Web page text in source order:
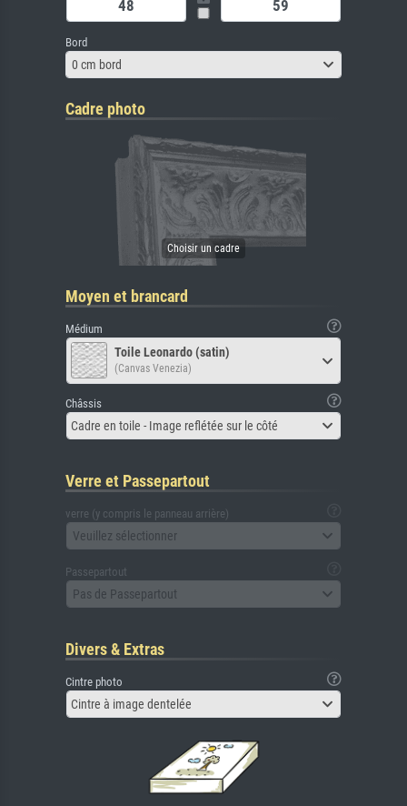
Bord
0 cm bord
Cadre photo
Moyen et brancard
Médium
Toile Leonardo (satin)
(Canvas Venezia)
Châssis
Cadre en toile - Image reflétée sur le côté
Verre et Passepartout
verre (y compris le panneau arrière)
Veuillez sélectionner
Passepartout
Pas de Passepartout
Divers & Extras
Cintre photo
Cintre à image dentelée